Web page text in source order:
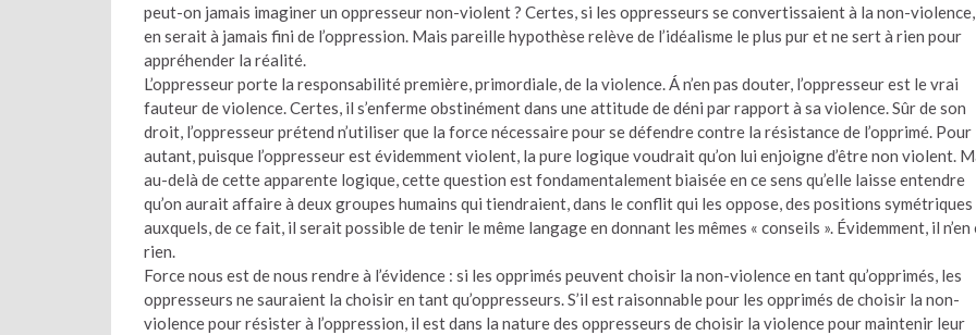
peut-on jamais imaginer un oppresseur non-violent ? Certes, si les oppresseurs se convertissaient à la non-
en serait à jamais fini de l’oppression. Mais pareille hypothèse relève de l’idéalisme le plus pur et ne sert à rien pour
appréhender la réalité.
L’oppresseur porte la responsabilité première, primordiale, de la violence. Á n’en pas douter, l’oppresseur est le vrai
fauteur de violence. Certes, il s’enferme obstinément dans une attitude de déni par rapport à sa violence. Sûr de son
droit, l’oppresseur prétend n’utiliser que la force nécessaire pour se défendre contre la résistance de l’opprimé. Pour
autant, puisque l’oppresseur est évidemment violent, la pure logique voudrait qu’on lui enjoigne d’être non violent.
au-delà de cette apparente logique, cette question est fondamentalement biaisée en ce sens qu’elle laisse entendre
qu’on aurait affaire à deux groupes humains qui tiendraient, dans le conflit qui les oppose, des positions
auxquels, de ce fait, il serait possible de tenir le même langage en donnant les mêmes « conseils ». Évidemment, il n’en
rien.
Force nous est de nous rendre à l’évidence : si les opprimés peuvent choisir la non-violence en tant qu’opprimés, les
oppresseurs ne sauraient la choisir en tant qu’oppresseurs. S’il est raisonnable pour les opprimés de choisir la non-
violence pour résister à l’oppression, il est dans la nature des oppresseurs de choisir la violence pour maintenir leur